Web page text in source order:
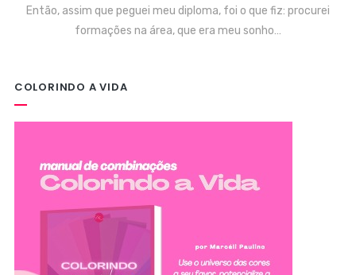
Então, assim que peguei meu diploma, foi o que fiz: procurei
formações na área, que era meu sonho…
COLORINDO A VIDA